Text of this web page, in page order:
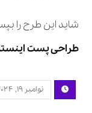
شاید این طرح را
طراحی پست
نوامبر ۱۹, ۲۰۲۴